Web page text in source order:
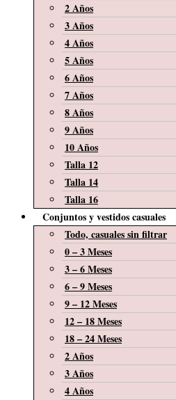
2 Años
3 Años
4 Años
5 Años
6 Años
7 Años
8 Años
9 Años
10 Años
Talla 12
Talla 14
Talla 16
Conjuntos y vestidos casuales
Todo, casuales sin filtrar
0 – 3 Meses
3 – 6 Meses
6 – 9 Meses
9 – 12 Meses
12 – 18 Meses
18 – 24 Meses
2 Años
3 Años
4 Años